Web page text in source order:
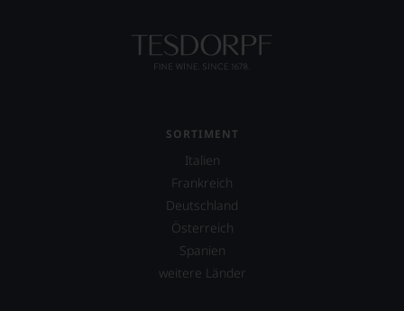
SORTIMENT
Italien
Frankreich
Deutschland
Österreich
Spanien
weitere Länder